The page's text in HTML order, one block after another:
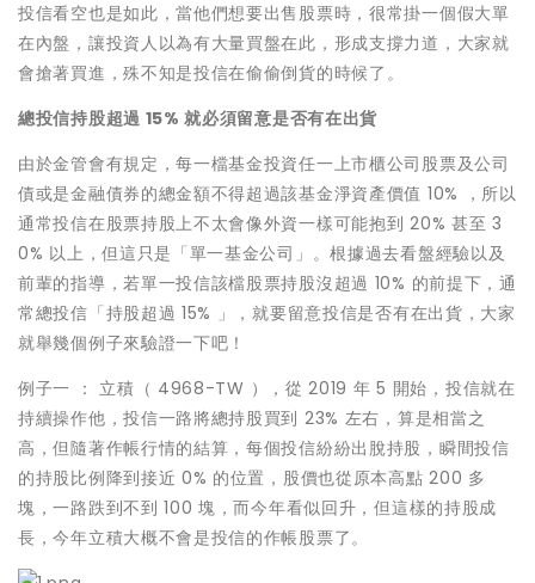
投信看空也是如此，當他們想要出售股票時，很常掛一個假大單
在內盤，讓投資人以為有大量買盤在此，形成支撐力道，大家就
會搶著買進，殊不知是投信在偷偷倒貨的時候了。
總投信持股超過 15% 就必須留意是否有在出貨
由於金管會有規定，每一檔基金投資任一上市櫃公司股票及公司
債或是金融債券的總金額不得超過該基金淨資產價值 10% ，所以
通常投信在股票持股上不太會像外資一樣可能抱到 20% 甚至 3
0% 以上，但這只是「單一基金公司」。根據過去看盤經驗以及
前輩的指導，若單一投信該檔股票持股沒超過 10% 的前提下，通
常總投信「持股超過 15% 」，就要留意投信是否有在出貨，大家
就舉幾個例子來驗證一下吧！
例子一 ： 立積（ 4968-TW ），從 2019 年 5 開始，投信就在
持續操作他，投信一路將總持股買到 23% 左右，算是相當之
高，但隨著作帳行情的結算，每個投信紛紛出脫持股，瞬間投信
的持股比例降到接近 0% 的位置，股價也從原本高點 200 多
塊，一路跌到不到 100 塊，而今年看似回升，但這樣的持股成
長，今年立積大概不會是投信的作帳股票了。